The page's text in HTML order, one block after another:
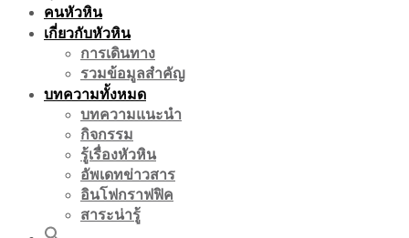
คนหัวหิน
เกี่ยวกับหัวหิน
การเดินทาง
รวมข้อมูลสำคัญ
บทความทั้งหมด
บทความแนะนำ
กิจกรรม
รู้เรื่องหัวหิน
อัพเดทข่าวสาร
อินโฟกราฟฟิค
สาระน่ารู้